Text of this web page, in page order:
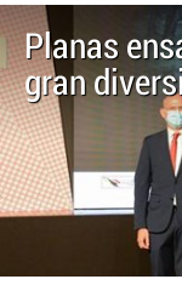
Planas
gran